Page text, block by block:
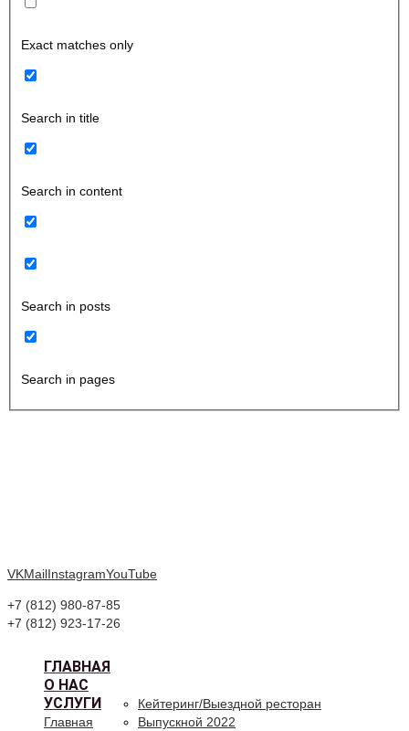
Exact matches only
Search in title
Search in content
Search in posts
Search in pages
VKMailInstagramYouTube
+7 (812) 980-87-85
+7 (812) 923-17-26
ГЛАВНАЯ
О НАС
УСЛУГИ
Кейтеринг/Выездной ресторан
Выпускной 2022
Главная